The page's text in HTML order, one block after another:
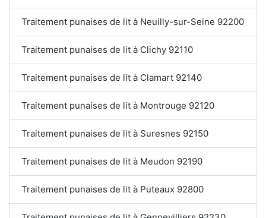
Traitement punaises de lit à Neuilly-sur-Seine 92200
Traitement punaises de lit à Clichy 92110
Traitement punaises de lit à Clamart 92140
Traitement punaises de lit à Montrouge 92120
Traitement punaises de lit à Suresnes 92150
Traitement punaises de lit à Meudon 92190
Traitement punaises de lit à Puteaux 92800